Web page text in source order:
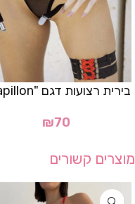
בירית רצועות דגם "Papillon"
₪70
מוצרים קשורים